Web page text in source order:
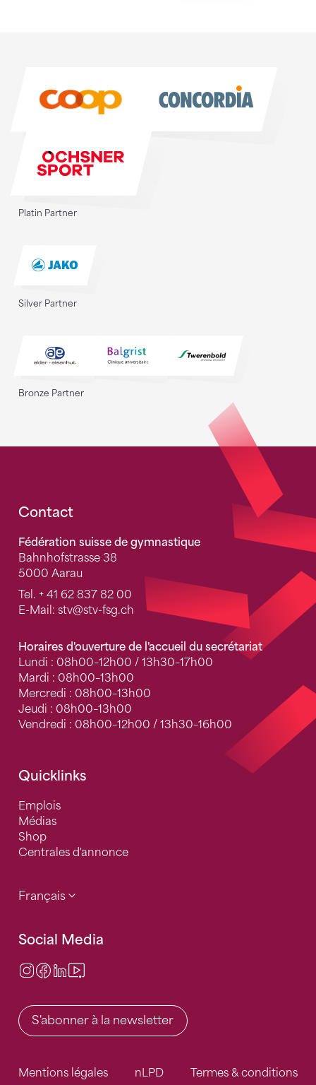
Platin Partner
Silver Partner
Bronze Partner
Fusszeile
Contact
Fédération suisse de gymnastique
Bahnhofstrasse 38
5000 Aarau
Tel. + 41 62 837 82 00
E-Mail: stv@stv-fsg.ch
Horaires d'ouverture de l'accueil du secrétariat
Lundi : 08h00–12h00 / 13h30–17h00
Mardi : 08h00–13h00
Mercredi : 08h00–13h00
Jeudi : 08h00–13h00
Vendredi : 08h00–12h00 / 13h30–16h00
Quicklinks
Emplois
Médias
Shop
Centrales d'annonce
Français
Social Media
Instagram
Facebook
LinkedIn
S'abonner à la newsletter
Mentions légales nLPD Termes & conditions